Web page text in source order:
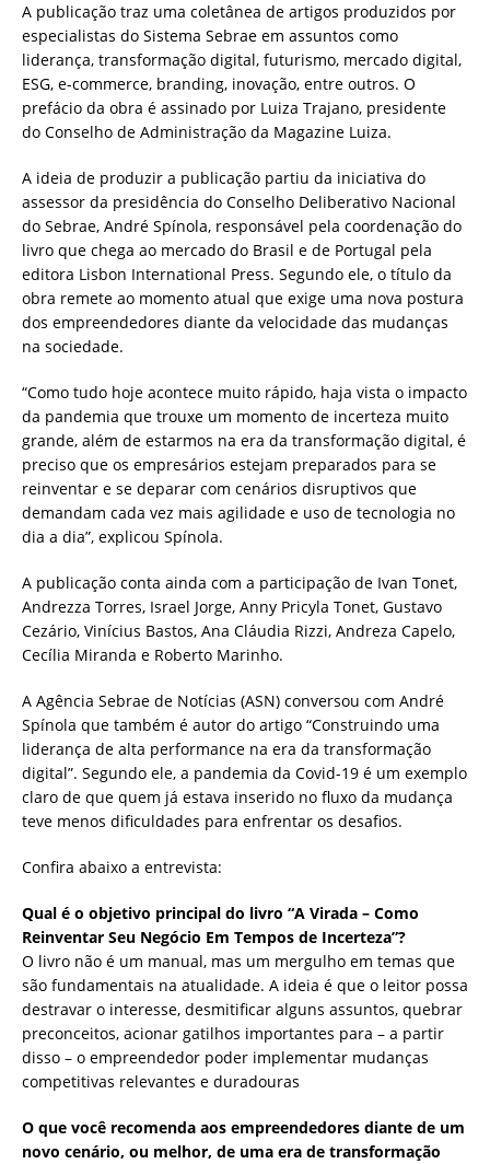
A publicação traz uma coletânea de artigos produzidos por
especialistas do Sistema Sebrae em assuntos como
liderança, transformação digital, futurismo, mercado digital,
ESG, e-commerce, branding, inovação, entre outros. O
prefácio da obra é assinado por Luiza Trajano, presidente
do Conselho de Administração da Magazine Luiza.
A ideia de produzir a publicação partiu da iniciativa do
assessor da presidência do Conselho Deliberativo Nacional
do Sebrae, André Spínola, responsável pela coordenação do
livro que chega ao mercado do Brasil e de Portugal pela
editora Lisbon International Press. Segundo ele, o título da
obra remete ao momento atual que exige uma nova postura
dos empreendedores diante da velocidade das mudanças
na sociedade.
“Como tudo hoje acontece muito rápido, haja vista o impacto
da pandemia que trouxe um momento de incerteza muito
grande, além de estarmos na era da transformação digital, é
preciso que os empresários estejam preparados para se
reinventar e se deparar com cenários disruptivos que
demandam cada vez mais agilidade e uso de tecnologia no
dia a dia”, explicou Spínola.
A publicação conta ainda com a participação de Ivan Tonet,
Andrezza Torres, Israel Jorge, Anny Pricyla Tonet, Gustavo
Cezário, Vinícius Bastos, Ana Cláudia Rizzi, Andreza Capelo,
Cecília Miranda e Roberto Marinho.
A Agência Sebrae de Notícias (ASN) conversou com André
Spínola que também é autor do artigo “Construindo uma
liderança de alta performance na era da transformação
digital”. Segundo ele, a pandemia da Covid-19 é um exemplo
claro de que quem já estava inserido no fluxo da mudança
teve menos dificuldades para enfrentar os desafios.
Confira abaixo a entrevista:
Qual é o objetivo principal do livro “A Virada – Como
Reinventar Seu Negócio Em Tempos de Incerteza”?
O livro não é um manual, mas um mergulho em temas que
são fundamentais na atualidade. A ideia é que o leitor possa
destravar o interesse, desmitificar alguns assuntos, quebrar
preconceitos, acionar gatilhos importantes para – a partir
disso – o empreendedor poder implementar mudanças
competitivas relevantes e duradouras
O que você recomenda aos empreendedores diante de um
novo cenário, ou melhor, de uma era de transformação